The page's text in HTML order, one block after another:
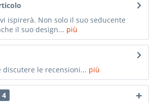
ispirerà. Non solo il suo seducente
il suo design... più
discutere le recensioni... più
4